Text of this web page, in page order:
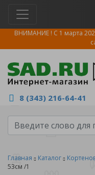
ВНИМАНИЕ ! С 1 марта
8 (343) 216-64-41
Главная Каталог
53см /1